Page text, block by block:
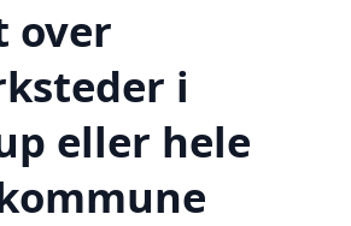
over
i
eller hele